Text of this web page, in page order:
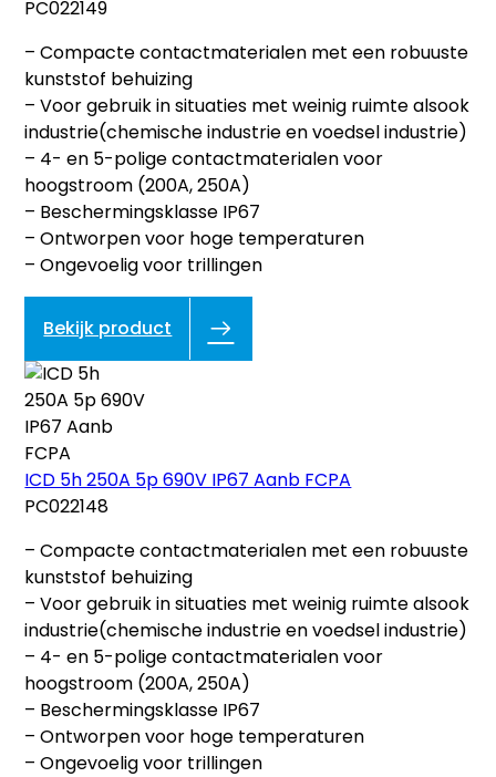
PC022149
– Compacte contactmaterialen met een robuuste
kunststof behuizing
– Voor gebruik in situaties met weinig ruimte alsook
industrie(chemische industrie en voedsel industrie)
– 4- en 5-polige contactmaterialen voor
hoogstroom (200A, 250A)
– Beschermingsklasse IP67
– Ontworpen voor hoge temperaturen
– Ongevoelig voor trillingen
Bekijk product
ICD 5h 250A 5p 690V IP67 Aanb FCPA
PC022148
– Compacte contactmaterialen met een robuuste
kunststof behuizing
– Voor gebruik in situaties met weinig ruimte alsook
industrie(chemische industrie en voedsel industrie)
– 4- en 5-polige contactmaterialen voor
hoogstroom (200A, 250A)
– Beschermingsklasse IP67
– Ontworpen voor hoge temperaturen
– Ongevoelig voor trillingen